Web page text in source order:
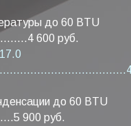
до 60 BTU
600 руб.
до 60 BTU
900 руб.